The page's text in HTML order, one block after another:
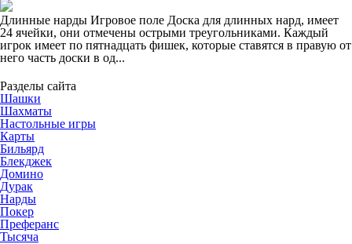
Длинные нарды Игровое поле Доска для длинных нард, имеет
24 ячейки, они отмечены острыми треугольниками. Каждый
игрок имеет по пятнадцать фишек, которые ставятся в правую от
него часть доски в од...
Разделы сайта
Шашки
Шахматы
Настольные игры
Карты
Бильярд
Блекджек
Домино
Дурак
Нарды
Покер
Преферанс
Тысяча